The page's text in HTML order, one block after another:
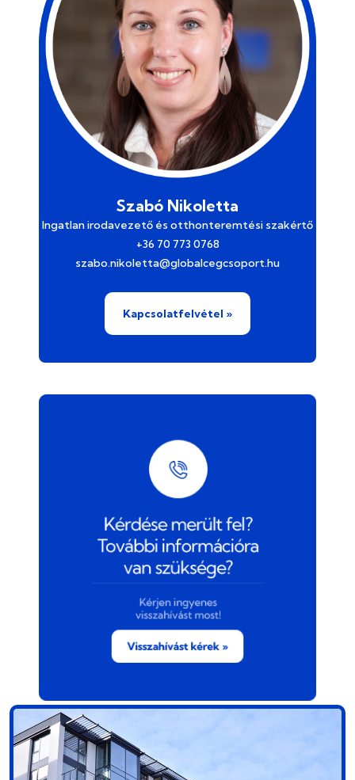
Szabó Nikoletta
Ingatlan irodavezető és otthonteremtési szakértő
+36 70 773 0768
szabo.nikoletta@globalcegcsoport.hu
Kapcsolatfelvétel »